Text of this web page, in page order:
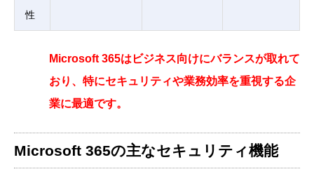
性
Microsoft 365はビジネス向けにバランスが取れて
おり、特にセキュリティや業務効率を重視する企
業に最適です。
Microsoft 365の主なセキュリティ機能